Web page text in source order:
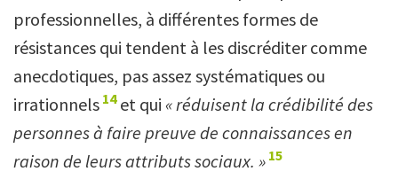
professionnelles, à différentes formes de
résistances qui tendent à les discréditer comme
anecdotiques, pas assez systématiques ou
irrationnels 14et qui « réduisent la crédibilité des
personnes à faire preuve de connaissances en
raison de leurs attributs sociaux. » 15